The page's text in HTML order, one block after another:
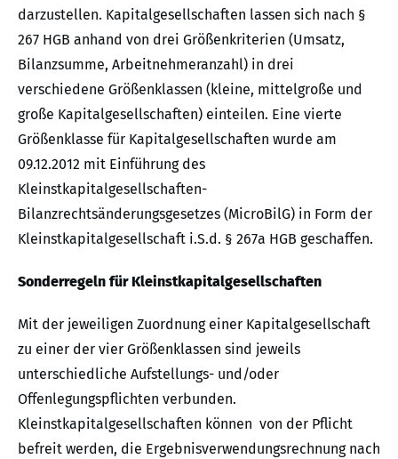
darzustellen. Kapitalgesellschaften lassen sich nach §
267 HGB anhand von drei Größenkriterien (Umsatz,
Bilanzsumme, Arbeitnehmeranzahl) in drei
verschiedene Größenklassen (kleine, mittelgroße und
große Kapitalgesellschaften) einteilen. Eine vierte
Größenklasse für Kapitalgesellschaften wurde am
09.12.2012 mit Einführung des
Kleinstkapitalgesellschaften-
Bilanzrechtsänderungsgesetzes (MicroBilG) in Form der
Kleinstkapitalgesellschaft i.S.d. § 267a HGB geschaffen.
Sonderregeln für Kleinstkapitalgesellschaften
Mit der jeweiligen Zuordnung einer Kapitalgesellschaft
zu einer der vier Größenklassen sind jeweils
unterschiedliche Aufstellungs- und/oder
Offenlegungspflichten verbunden.
Kleinstkapitalgesellschaften können von der Pflicht
befreit werden, die Ergebnisverwendungsrechnung nach